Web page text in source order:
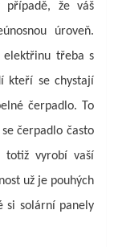
případě, že váš
úroveň.
elektřinu třeba s
kteří se chystají
čerpadlo. To
čerpadlo často
totiž vyrobí vaší
už je pouhých
si solární panely